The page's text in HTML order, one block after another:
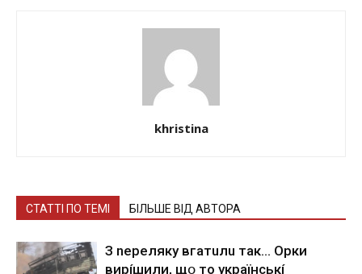
khristina
СТАТТІ ПО ТЕМІ БІЛЬШЕ ВІД АВТОРА
З nepeлякy вгaтuлu тaк… Opки
виpíшили, щօ тo yкpaїнcькí